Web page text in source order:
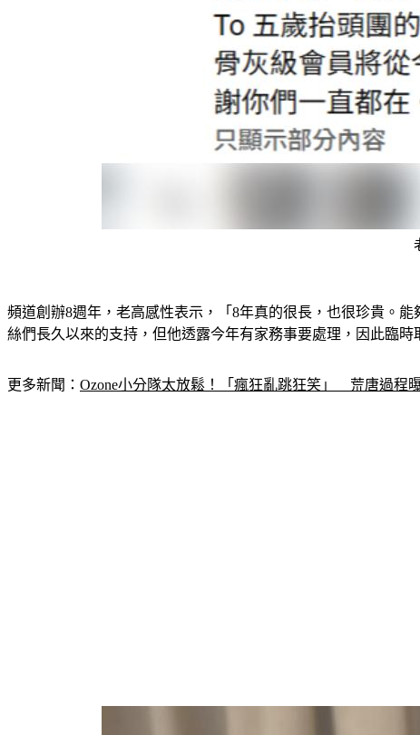
頻道創辦8週年，老高感性表示，「8年真的很長，也很珍貴。
絲們長久以來的支持，但他透露今年有家務事要處理，因此臨時
更多新聞： Ozone小分隊太放鬆！「瘋狂亂跳狂笑」　荒唐過程